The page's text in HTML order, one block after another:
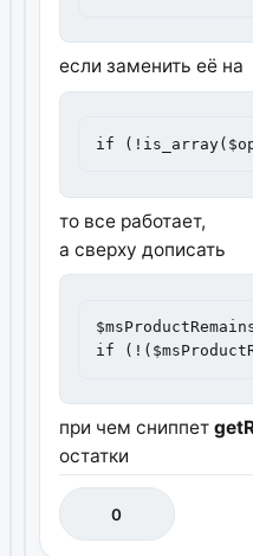
если заменить её на
if
то все работает,
а сверху дописать
if
при чем сниппет
остатки
0